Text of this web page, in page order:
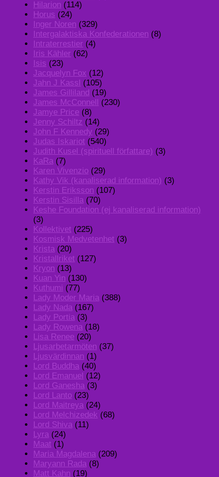
Hilarion (114)
Horus (24)
Inger Noren (329)
Intergalaktiska Konfederationen (8)
Intraterrestier (4)
Iris Kähler (62)
Isis (23)
Jacquelyn Fox (12)
Jahn J Kassl (105)
James Gilliland (19)
James McConnell
(230)
Jamye Price (8)
Jenny Schiltz (14)
John F Kennedy (29)
Judas Iskariot (540)
Judith Kusel (spirituell författare) (3)
KaRa (7)
Karen Vivenzio (29)
Kathy Vik (kanaliserad information) (3)
Kerstin Eriksson (107)
Kerstin Sisilla (70)
Keshe Foundation (ej kanaliserad information)
(3)
Kollektivet (225)
Kosmisk Medvetenhet (3)
Krista (20)
Kristallriket (127)
Kryon (13)
Kuan Yin (130)
Kuthumi (77)
Lady Moder Maria (388)
Lady Nada (167)
Lady Portia (3)
Lady Rowena (18)
Lisa Renee (20)
Ljusarbetarmöten (37)
Ljusvärdinnan (1)
Lord Buddha (40)
Lord Emanuel (12)
Lord Ganesha (3)
Lord Lanto (23)
Lord Maitreya (24)
Lord Melchizedek (68)
Lord Shiva (11)
Lyra (24)
Maat (1)
Maria Magdalena (209)
Maryann Rada (8)
Matt Kahn (19)